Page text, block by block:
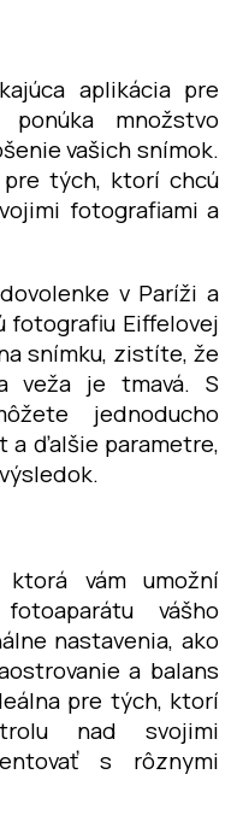
aplikácia pre
množstvo
vašich snímok.
tých, ktorí chcú
fotografiami a
v Paríži a
fotografiu Eiffelovej
snímku, zistíte, že
veža je tmavá. S
jednoducho
a ďalšie parametre,
ktorá vám umožní
vášho
nastavenia, ako
a balans
pre tých, ktorí
nad svojimi
s rôznymi